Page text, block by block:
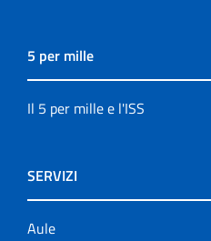
5 per mille
Il 5 per mille e l'ISS
SERVIZI
Aule